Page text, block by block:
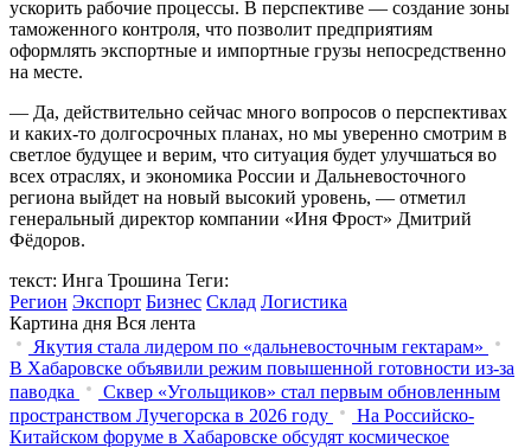
ускорить рабочие процессы. В перспективе — создание зоны
таможенного контроля, что позволит предприятиям
оформлять экспортные и импортные грузы непосредственно
на месте.
— Да, действительно сейчас много вопросов о перспективах
и каких-то долгосрочных планах, но мы уверенно смотрим в
светлое будущее и верим, что ситуация будет улучшаться во
всех отраслях, и экономика России и Дальневосточного
региона выйдет на новый высокий уровень, — отметил
генеральный директор компании «Иня Фрост» Дмитрий
Фёдоров.
текст: Инга Трошина Теги:
Регион Экспорт Бизнес Склад Логистика
Картина дня Вся лента
Якутия стала лидером по «дальневосточным гектарам»
В Хабаровске объявили режим повышенной готовности из‑за
паводка
Сквер «Угольщиков» стал первым обновленным
пространством Лучегорска в 2026 году
На Российско-
Китайском форуме в Хабаровске обсудят космическое